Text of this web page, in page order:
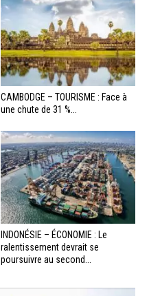
CAMBODGE – TOURISME : Face à
une chute de 31 %...
INDONÉSIE – ÉCONOMIE : Le
ralentissement devrait se
poursuivre au second...